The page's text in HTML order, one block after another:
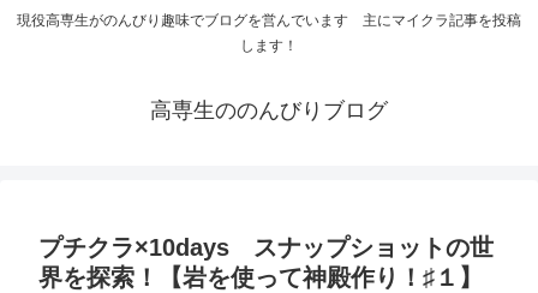
現役高専生がのんびり趣味でブログを営んでいます 主にマイクラ記事を投稿
します！
高専生ののんびりブログ
プチクラ×10days スナップショットの世
界を探索！【岩を使って神殿作り！♯１】